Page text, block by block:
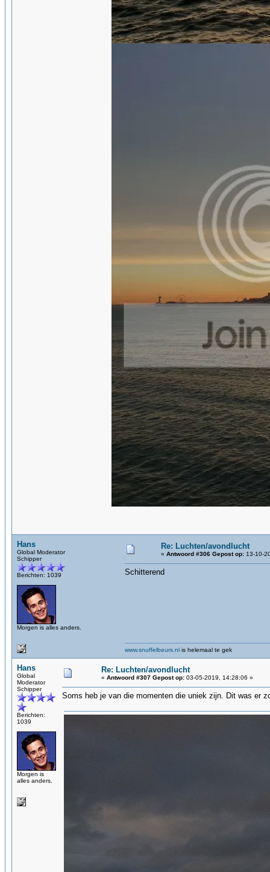
Hans
Global Moderator
Schipper
Berichten: 1039
Morgen is alles anders.
Re: Luchten/avondlucht
« Antwoord #306 Gepost op: 13-10-
Schitterend
www.snuffelbeurs.nl is helemaal te gek
Hans
Global
Moderator
Schipper
Berichten:
1039
Morgen is
alles anders.
Re: Luchten/avondlucht
« Antwoord #307 Gepost op: 03-05-2019, 14:28:06 »
Soms heb je van die momenten die uniek zijn. Dit was er